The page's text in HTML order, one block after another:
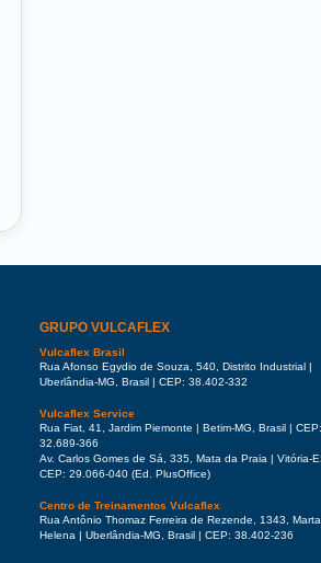
GRUPO VULCAFLEX
Vulcaflex Brasil
Rua Afonso Egydio de Souza, 540, Distrito Industrial |
Uberlândia-MG, Brasil | CEP: 38.402-332
Vulcaflex Service
Rua Fiat, 41, Jardim Piemonte | Betim-MG, Brasil | CEP:
32.689-366
Av. Carlos Gomes de Sá, 335, Mata da Praia | Vitória-
CEP: 29.066-040 (Ed. PlusOffice)
Centro de Treinamentos Vulcaflex
Rua Antônio Thomaz Ferreira de Rezende, 1343, Marta
Helena | Uberlândia-MG, Brasil | CEP: 38.402-236